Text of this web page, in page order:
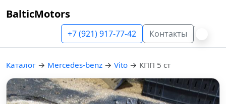
BalticMotors
+7 (921) 917-77-42 Контакты
Каталог → Mercedes-benz → Vito → КПП 5 ст